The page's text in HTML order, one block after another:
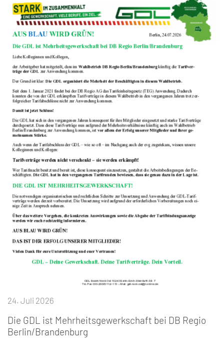
24. Juli 2026
Die GDL ist Mehrheitsgewerkschaft bei DB Regio
Berlin/Brandenburg